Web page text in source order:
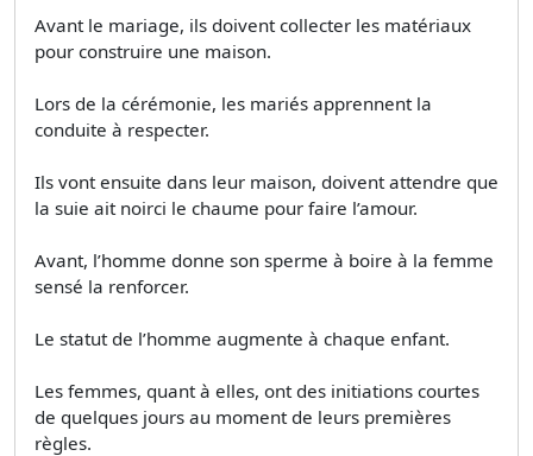
Avant le mariage, ils doivent collecter les matériaux
pour construire une maison.
Lors de la cérémonie, les mariés apprennent la
conduite à respecter.
Ils vont ensuite dans leur maison, doivent attendre que
la suie ait noirci le chaume pour faire l’amour.
Avant, l’homme donne son sperme à boire à la femme
sensé la renforcer.
Le statut de l’homme augmente à chaque enfant.
Les femmes, quant à elles, ont des initiations courtes
de quelques jours au moment de leurs premières
règles.